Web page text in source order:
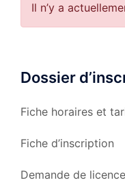
Il n’y a
Dossier
Fiche horaires et
Fiche d’inscription
Demande de